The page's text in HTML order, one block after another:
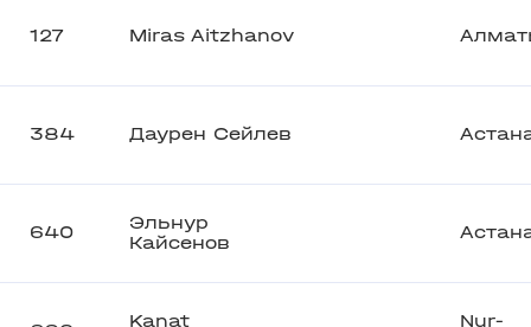
127 Miras Aitzhanov
384 Даурен Сейлев
640
Эльнур
Кайсенов
Kanat
Nur-